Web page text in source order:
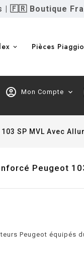
| 🇫🇷 Boutique
Pièces
account_circle Mon Compte expand_more
SP MVL Avec
Peugeot
Peugeot équipés